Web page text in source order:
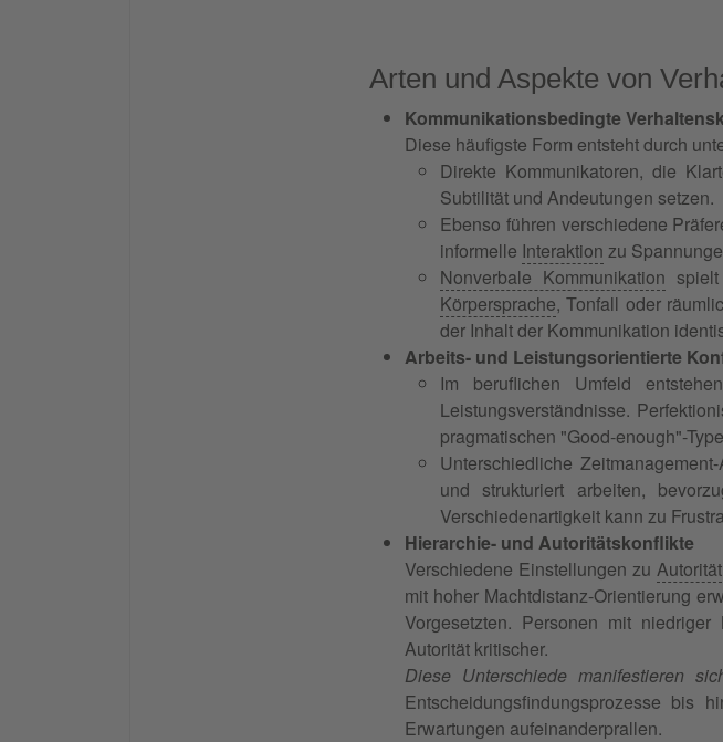
Arten und Aspekte von
Kommunikationsbedingte
Diese häufigste Form entsteht durch
Direkte Kommunikatoren, die
Subtilität und Andeutungen setzen.
Ebenso führen verschiedene
informelle Interaktion zu
Nonverbale Kommunikation
Körpersprache, Tonfall oder
der Inhalt der Kommunikation
Arbeits- und Leistungsorientierte
Im beruflichen Umfeld
Leistungsverständnisse.
pragmatischen "Good-enough"-
Unterschiedliche
und strukturiert arbeiten,
Verschiedenartigkeit kann zu
Hierarchie- und Autoritätskonflikte
Verschiedene Einstellungen zuAutorität
mit hoher Machtdistanz-Orientierung
Vorgesetzten. Personen mit
Autorität kritischer.
Diese Unterschiede manifestieren
Entscheidungsfindungsprozesse bis
Erwartungen aufeinanderprallen.